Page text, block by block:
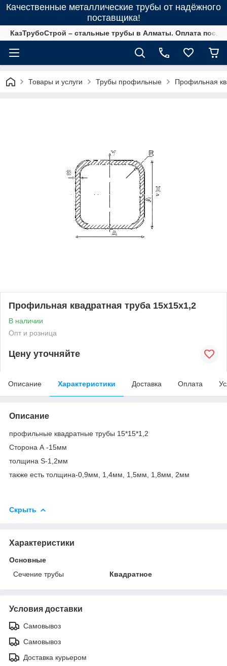
Качественные металлические трубы от надёжного
поставщика!
КазТрубоСтрой – стальные трубы в Алматы. Оплата
Товары и услуги Трубы профильные Профильная
Профильная квадратная труба 15х15х1,2
В наличии
Опт и розница
Цену уточняйте
Описание Характеристики Доставка Оплата
Описание
профильные квадратные трубы 15*15*1,2
Сторона А -15мм
толщина S-1,2мм
также есть толщина-0,9мм, 1,4мм, 1,5мм, 1,8мм, 2мм
Скрыть
Характеристики
Основные
Сечение трубы
Квадратное
Условия доставки
Самовывоз
Самовывоз
Доставка курьером